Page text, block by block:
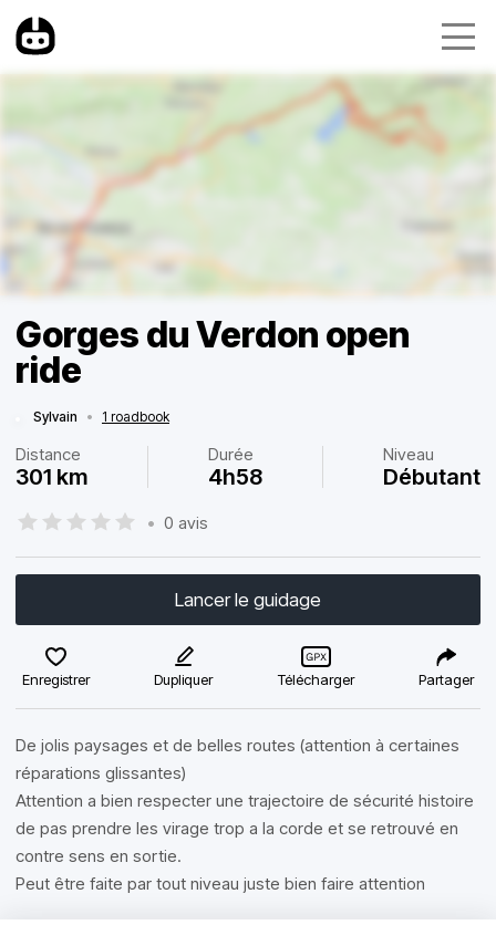
Gorges du Verdon open
ride
Sylvain • 1 roadbook
Distance
301 km
Durée
4h58
Niveau
Débutant
• 0 avis
Lancer le guidage
Enregistrer Dupliquer Télécharger Partager
De jolis paysages et de belles routes (attention à certaines
réparations glissantes)
Attention a bien respecter une trajectoire de sécurité histoire
de pas prendre les virage trop a la corde et se retrouvé en
contre sens en sortie.
Peut être faite par tout niveau juste bien faire attention